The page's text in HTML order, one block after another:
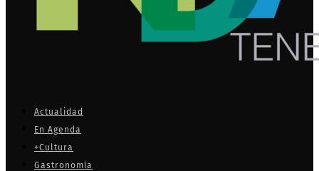
Actualidad
En Agenda
+Cultura
Gastronomía